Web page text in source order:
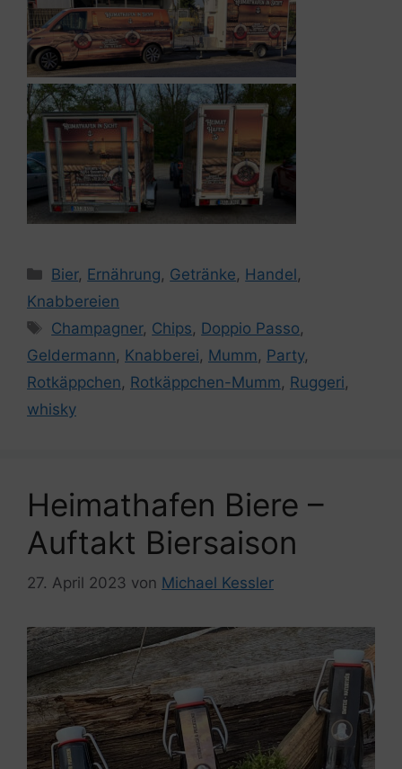
Kategorien
Bier, Ernährung, Getränke, Handel,
Knabbereien
Schlagwörter
Champagner, Chips, Doppio Passo,
Geldermann, Knabberei, Mumm, Party,
Rotkäppchen, Rotkäppchen-Mumm, Ruggeri,
whisky
Heimathafen Biere –
Auftakt Biersaison
27. April 2023 von Michael Kessler